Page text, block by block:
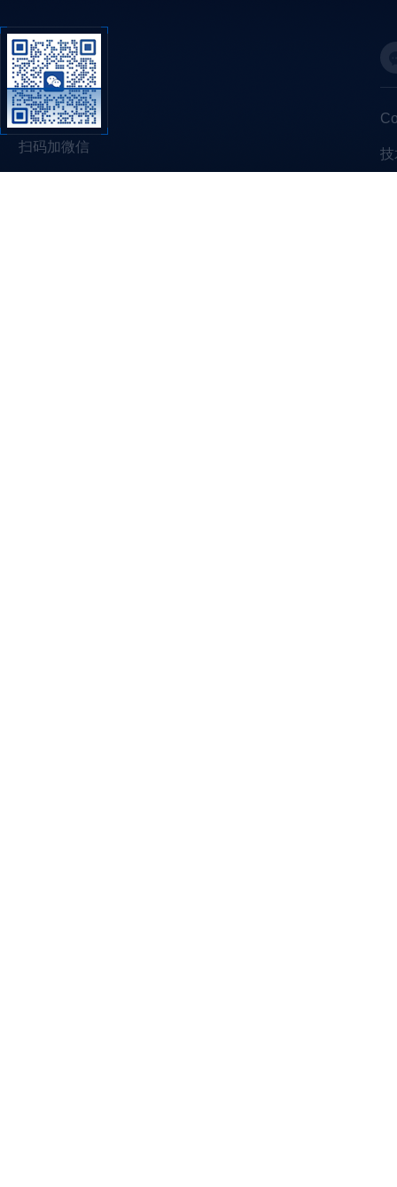
扫码加微信 技